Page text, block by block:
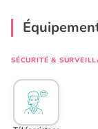
SÉCURITÉ &